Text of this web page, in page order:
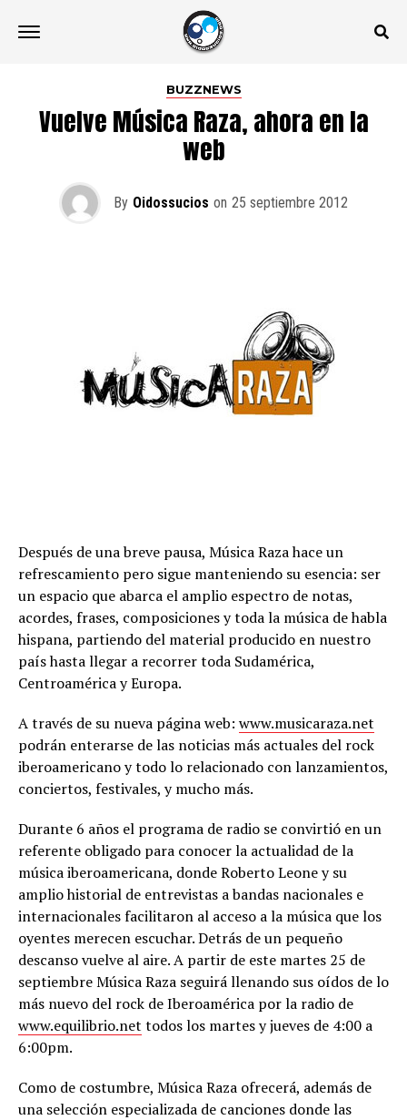
BUZZNEWS
Vuelve Música Raza, ahora en la
web
By Oidossucios on 25 septiembre 2012
Después de una breve pausa, Música Raza hace un
refrescamiento pero sigue manteniendo su esencia: ser
un espacio que abarca el amplio espectro de notas,
acordes, frases, composiciones y toda la música de habla
hispana, partiendo del material producido en nuestro
país hasta llegar a recorrer toda Sudamérica,
Centroamérica y Europa.
A través de su nueva página web: www.musicaraza.net
podrán enterarse de las noticias más actuales del rock
iberoamericano y todo lo relacionado con lanzamientos,
conciertos, festivales, y mucho más.
Durante 6 años el programa de radio se convirtió en un
referente obligado para conocer la actualidad de la
música iberoamericana, donde Roberto Leone y su
amplio historial de entrevistas a bandas nacionales e
internacionales facilitaron al acceso a la música que los
oyentes merecen escuchar. Detrás de un pequeño
descanso vuelve al aire. A partir de este martes 25 de
septiembre Música Raza seguirá llenando sus oídos de lo
más nuevo del rock de Iberoamérica por la radio de
www.equilibrio.net todos los martes y jueves de 4:00 a
6:00pm.
Como de costumbre, Música Raza ofrecerá, además de
una selección especializada de canciones donde las